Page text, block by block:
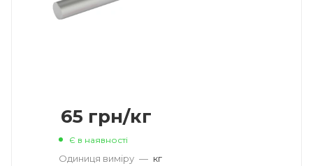
65 грн/кг
Є в наявності
Одиниця виміру — кг